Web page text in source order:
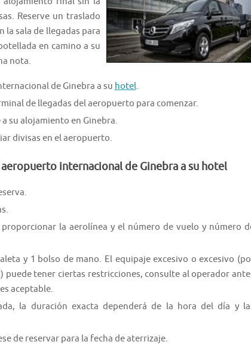
Reserve un traslado
la sala de llegadas para
en camino a su
nota.
de Ginebra a su hotel.
de llegadas del aeropuerto para comenzar.
su alojamiento en Ginebra.
divisas en el aeropuerto.
internacional de Ginebra a su hotel
la aerolínea y el número de vuelo y número
y 1 bolso de mano. El equipaje excesivo o excesivo
puede tener ciertas restricciones, consulte al operador
aceptable.
la duración exacta dependerá de la hora del día y
de reservar para la fecha de aterrizaje.